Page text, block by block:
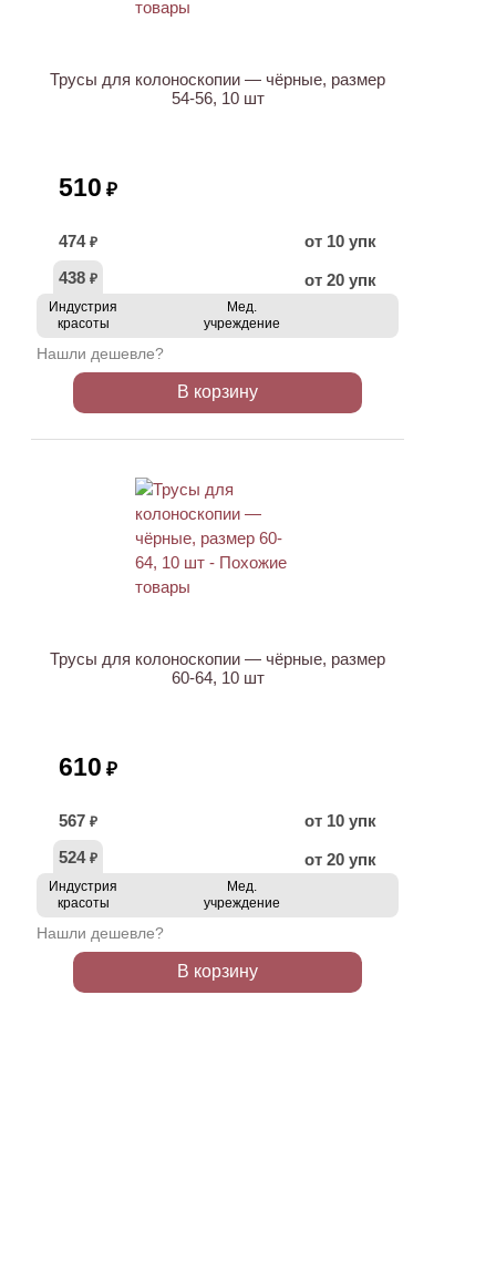
Трусы для колоноскопии — чёрные, размер
54-56, 10 шт
510 ₽
474 ₽
от 10 упк
438 ₽ от 20 упк
Индустрия
красоты
Мед.
учреждение
Нашли дешевле?
В корзину
Трусы для колоноскопии — чёрные, размер
60-64, 10 шт
610 ₽
567 ₽
от 10 упк
524 ₽ от 20 упк
Индустрия
красоты
Мед.
учреждение
Нашли дешевле?
В корзину